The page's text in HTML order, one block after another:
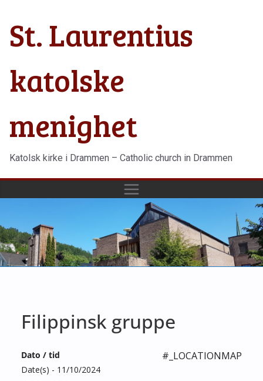
innholdet
St. Laurentius
katolske
menighet
Katolsk kirke i Drammen – Catholic church in Drammen
Filippinsk gruppe
#_LOCATIONMAP
Dato / tid
Date(s) - 11/10/2024